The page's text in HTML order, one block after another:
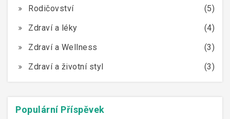
Rodičovství
(5)
Zdraví a léky
(4)
Zdraví a Wellness
(3)
Zdraví a životní styl
(3)
Populární Příspěvek